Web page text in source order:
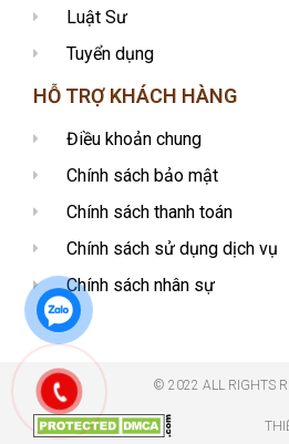
Luật Sư
Tuyển dụng
HỖ TRỢ KHÁCH HÀNG
Điều khoản chung
Chính sách bảo mật
Chính sách thanh toán
Chính sách sử dụng dịch vụ
Chính sách nhân sự
© 2022 ALL RIGHTS